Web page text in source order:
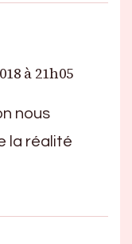
à 21h05
nous
la réalité